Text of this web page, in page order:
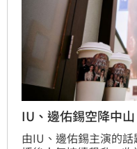
IU、邊佑錫空降中
由IU、邊佑錫主演的